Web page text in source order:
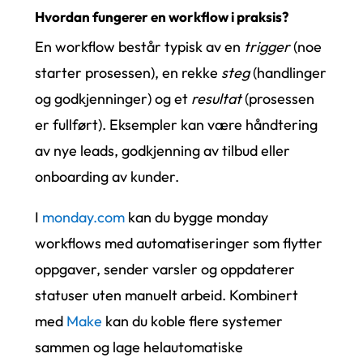
Hvordan fungerer en workflow i praksis?
En workflow består typisk av en trigger(noe
starter prosessen), en rekke steg(handlinger
og godkjenninger) og et resultat(prosessen
er fullført). Eksempler kan være håndtering
av nye leads, godkjenning av tilbud eller
onboarding av kunder.
I monday.comkan du bygge monday
workflows med automatiseringer som flytter
oppgaver, sender varsler og oppdaterer
statuser uten manuelt arbeid. Kombinert
med Make kan du koble flere systemer
sammen og lage helautomatiske